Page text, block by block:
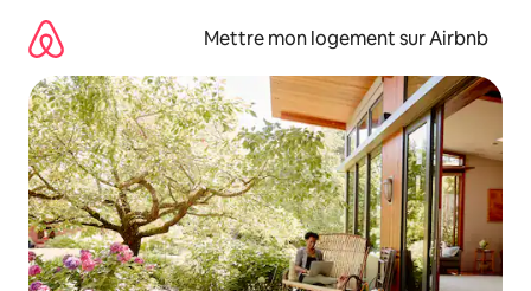
directement
contenu
Mettre mon logement sur Airbnb